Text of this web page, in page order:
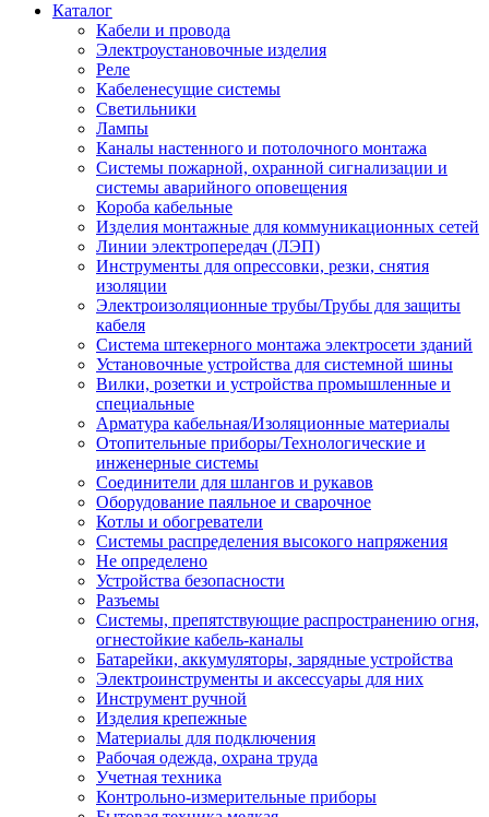
Каталог
Кабели и провода
Электроустановочные изделия
Реле
Кабеленесущие системы
Светильники
Лампы
Каналы настенного и потолочного монтажа
Системы пожарной, охранной сигнализации и
системы аварийного оповещения
Короба кабельные
Изделия монтажные для коммуникационных сетей
Линии электропередач (ЛЭП)
Инструменты для опрессовки, резки, снятия
изоляции
Электроизоляционные трубы/Трубы для защиты
кабеля
Система штекерного монтажа электросети зданий
Установочные устройства для системной шины
Вилки, розетки и устройства промышленные и
специальные
Арматура кабельная/Изоляционные материалы
Отопительные приборы/Технологические и
инженерные системы
Соединители для шлангов и рукавов
Оборудование паяльное и сварочное
Котлы и обогреватели
Системы распределения высокого напряжения
Не определено
Устройства безопасности
Разъемы
Системы, препятствующие распространению огня,
огнестойкие кабель-каналы
Батарейки, аккумуляторы, зарядные устройства
Электроинструменты и аксессуары для них
Инструмент ручной
Изделия крепежные
Материалы для подключения
Рабочая одежда, охрана труда
Учетная техника
Контрольно-измерительные приборы